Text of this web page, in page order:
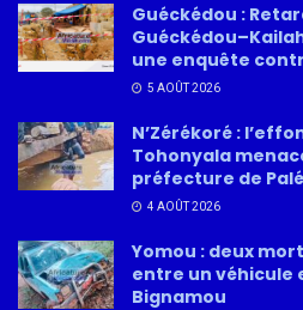
Guéckédou :
une enquête
5 AOÛT 2026
N’Zérékoré :
Tohonyala
préfecture de Palé
4 AOÛT 2026
Yomou : deux
entre un véhicule
Bignamou